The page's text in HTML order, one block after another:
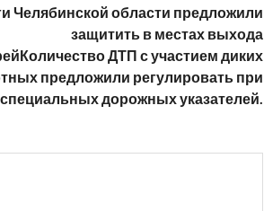
Челябинской области предложили
защитить в местах выхода
ДТП с участием диких
предложили регулировать при
дорожных указателей.